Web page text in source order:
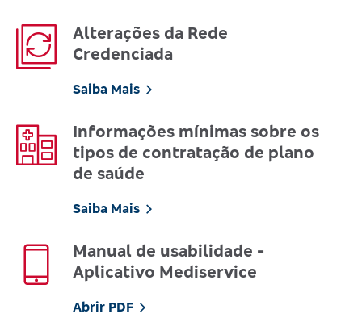
Alterações da Rede
Credenciada
Saiba Mais
Informações mínimas sobre os
tipos de contratação de plano
de saúde
Saiba Mais
Manual de usabilidade -
Aplicativo Mediservice
Abrir PDF